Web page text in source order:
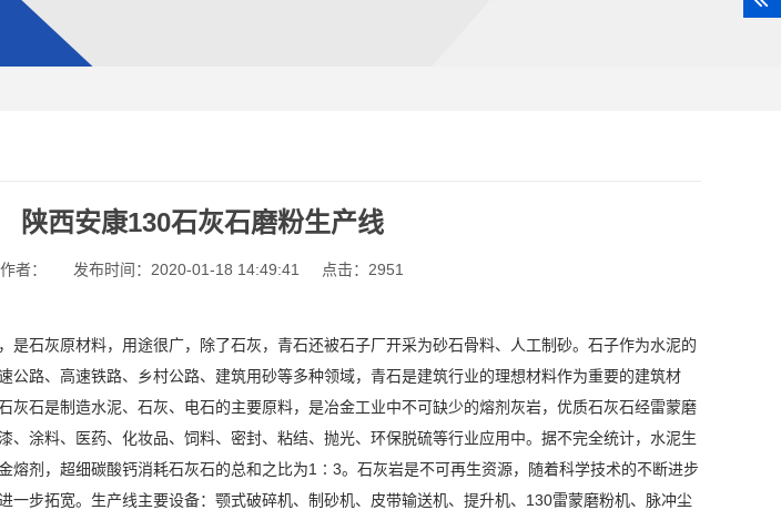
陕西安康130石灰石磨粉生产线
作者： 发布时间：2020-01-18 14:49:41 点击：2951
石灰原材料，用途很广，除了石灰，青石还被石子厂开采为砂石骨料、人工制砂。石子作为水泥的
公路、高速铁路、乡村公路、建筑用砂等多种领域，青石是建筑行业的理想材料作为重要的建筑材
灰石是制造水泥、石灰、电石的主要原料，是冶金工业中不可缺少的熔剂灰岩，优质石灰石经雷蒙磨
、涂料、医药、化妆品、饲料、密封、粘结、抛光、环保脱硫等行业应用中。据不完全统计，水泥生
熔剂，超细碳酸钙消耗石灰石的总和之比为1∶3。石灰岩是不可再生资源，随着科学技术的不断进步
一步拓宽。生产线主要设备：颚式破碎机、制砂机、皮带输送机、提升机、130雷蒙磨粉机、脉冲尘